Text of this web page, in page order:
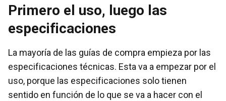
Primero el uso, luego las
especificaciones
La mayoría de las guías de compra empieza por las
especificaciones técnicas. Esta va a empezar por el
uso, porque las especificaciones solo tienen
sentido en función de lo que se va a hacer con el